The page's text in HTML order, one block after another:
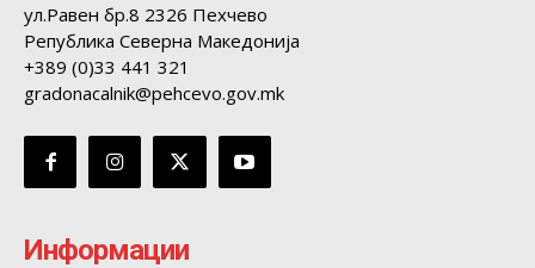
ул.Равен бр.8 2326 Пехчево
Република Северна Македонија
+389 (0)33 441 321
gradonacalnik@pehcevo.gov.mk
Информации